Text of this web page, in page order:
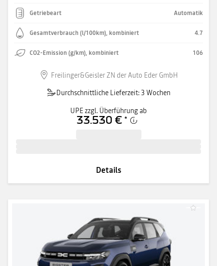
Getriebeart Automatik
Gesamtverbrauch (l/100km), kombiniert 4.7
CO2-Emission (g/km), kombiniert 106
Freilinger&Geisler ZN der Auto Eder GmbH
Durchschnittliche Lieferzeit: 3 Wochen
UPE zzgl. Überführung ab
33.530 € *
Details